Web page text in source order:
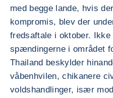
med begge lande, hvis
kompromis, blev der
fredsaftale i oktober.
spændingerne i området
Thailand beskylder
våbenhvilen, chikanere
voldshandlinger, især